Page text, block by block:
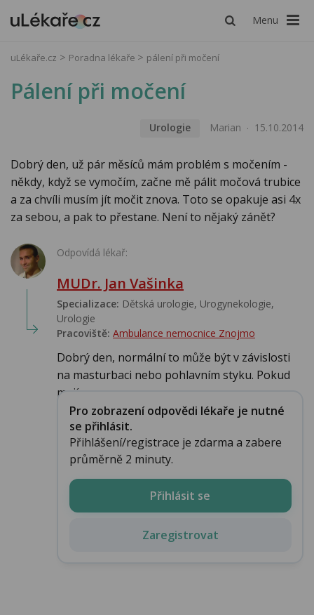
Menu
uLékaře.cz Poradna lékaře pálení při močení
Pálení při močení
Urologie Marian 15.10.2014
Dobrý den, už pár měsíců mám problém s močením -
někdy, když se vymočím, začne mě pálit močová trubice
a za chvíli musím jít močit znova. Toto se opakuje asi 4x
za sebou, a pak to přestane. Není to nějaký zánět?
Odpovídá lékař:
MUDr. Jan Vašinka
Specializace: Dětská urologie, Urogynekologie,
Urologie‎
Pracoviště: Ambulance nemocnice Znojmo
Dobrý den, normální to může být v závislosti
na masturbaci nebo pohlavním styku. Pokud
mají...
Pro zobrazení odpovědi lékaře je nutné
se přihlásit.
Přihlášení/registrace je zdarma a zabere
průměrně 2 minuty.
Přihlásit se
Zaregistrovat